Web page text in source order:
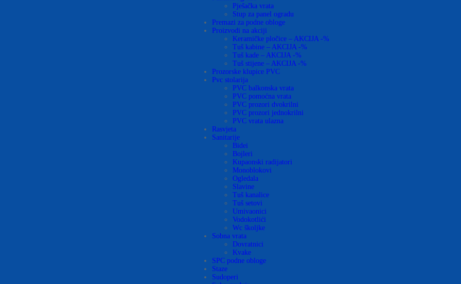
Pješačka vrata
Stup za panel ogradu
Premazi za podne obloge
Proizvodi na akciji
Keramičke pločice – AKCIJA -%
Tuš kabine – AKCIJA -%
Tuš kade – AKCIJA -%
Tuš stijene – AKCIJA -%
Prozorske klupice PVC
Pvc stolarija
PVC balkonska vrata
PVC pomoćna vrata
PVC prozori dvokrilni
PVC prozori jednokrilni
PVC vrata ulazna
Rasvjeta
Sanitarije
Bidei
Bojleri
Kupaonski radijatori
Monoblokovi
Ogledala
Slavine
Tuš kanalice
Tuš setovi
Umivaonici
Vodokotlići
Wc školjke
Sobna vrata
Dovratnici
Kvake
SPC podne obloge
Staze
Sudoperi